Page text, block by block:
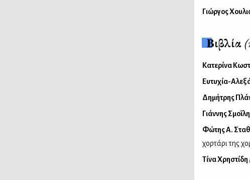
Γιώργος
Βιβλία
Κατερίνα
Ευτυχία-
Δημήτρης
Γιάννης
Φώτης Α.
χορτάρι της
Τίνα Χρηστίδη